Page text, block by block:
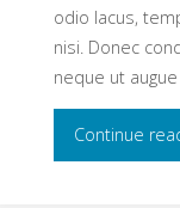
odio lacus,
nisi. Donec
neque ut
Continue